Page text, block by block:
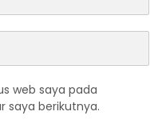
web saya pada
saya berikutnya.